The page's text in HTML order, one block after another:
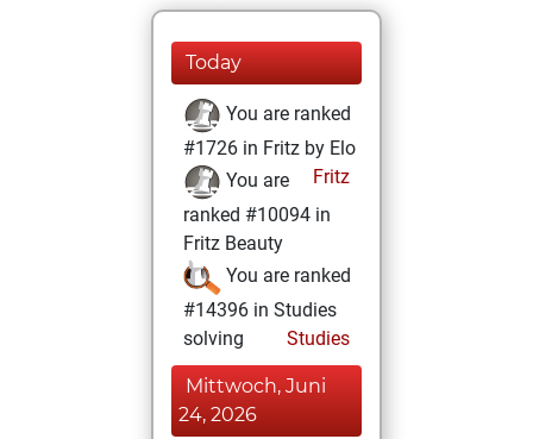
Today
You are ranked
#1726 in Fritz by Elo
Fritz
You are
ranked #10094 in
Fritz Beauty
You are ranked
#14396 in Studies
solving
Studies
Mittwoch, Juni
24, 2026